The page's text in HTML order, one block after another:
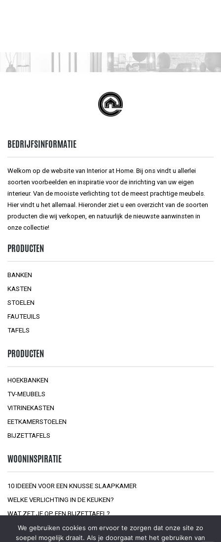
BEDRIJFSINFORMATIE
Welkom op de website van Interior at Home. Bij ons vindt u allerlei
soorten voorbeelden en inspiratie voor de inrichting van uw eigen
interieur. Van de mooiste verlichting tot de meest prachtige meubels.
Hier vindt u het allemaal. Hieronder ziet u een overzicht van de soorten
producten die wij verkopen, en natuurlijk de nieuwste aanwinsten in
onze collectie!
PRODUCTEN
BANKEN
KASTEN
STOELEN
FAUTEUILS
TAFELS
PRODUCTEN
HOEKBANKEN
TV-MEUBELS
VITRINEKASTEN
EETKAMERSTOELEN
BIJZETTAFELS
WOONINSPIRATIE
10 IDEEËN VOOR EEN KNUSSE SLAAPKAMER
WELKE VERLICHTING IN DE KEUKEN?
WAT ZET JE OP EEN BIJZETTAFEL?
We gebruiken cookies om ervoor te zorgen dat onze site zo
soepel mogelijk draait. Als je doorgaat met het gebruiken van